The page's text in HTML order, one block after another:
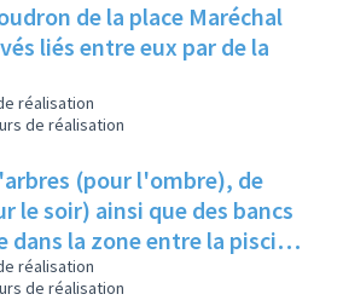
de la place Maréchal
liés entre eux par de la
réalisation
de réalisation
(pour l'ombre), de
le soir) ainsi que des bancs
dans la zone entre la piscine
réalisation
de réalisation